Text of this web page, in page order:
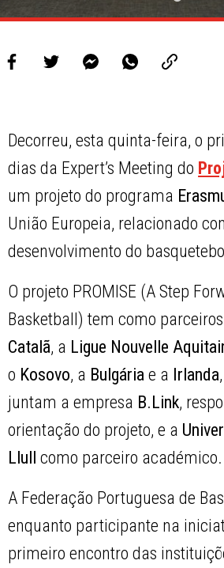
Decorreu, esta quinta-feira, o
dias da Expert’s Meeting do
um projeto do programa
União Europeia, relacionado
desenvolvimento do
O projeto PROMISE (A Step
Basketball) tem como
Catalã, a Ligue Nouvelle
o Kosovo, a Bulgária e a Irlanda
juntam a empresa B.Link,
orientação do projeto, e a
Llull
como parceiro académico.
A Federação Portuguesa de
enquanto participante na
primeiro encontro das